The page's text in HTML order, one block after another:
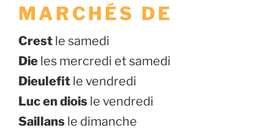
MARCHÉS DE
Crest le samedi
Die les mercredi et samedi
Dieulefit le vendredi
Luc en diois le vendredi
Saillans le dimanche